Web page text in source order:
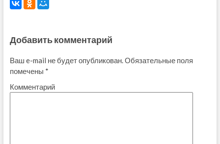
Добавить комментарий
Ваш e-mail не будет опубликован.Обязательные поля
помечены *
Комментарий